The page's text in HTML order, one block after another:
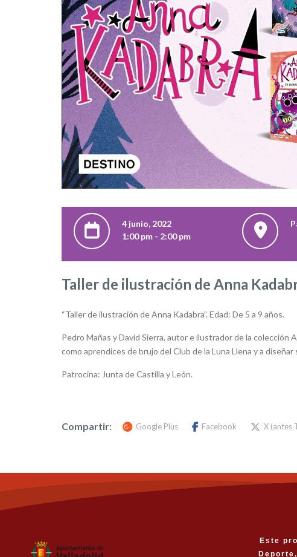
4 junio, 2022
1:00 pm - 2:00 pm
Taller de ilustración de Anna
“Taller de ilustración de Anna Kadabra”. Edad: De 5 a 9 años.
Pedro Mañas y David Sierra, autor e ilustrador de la colección
como aprendices de brujo del Club de la Luna Llena y a diseñar
Patrocina: Junta de Castilla y León.
Compartir: Google Plus Facebook X (antes
Este